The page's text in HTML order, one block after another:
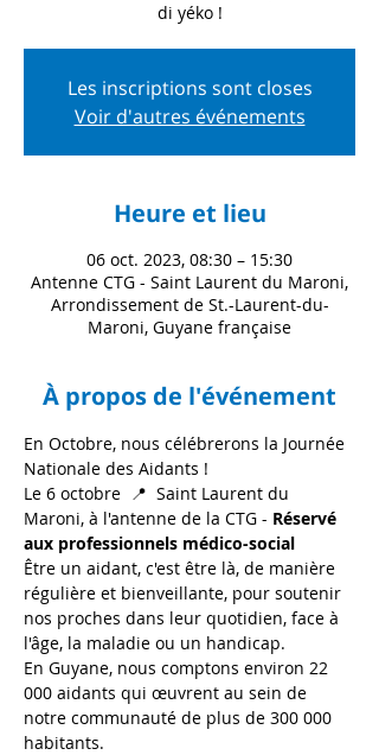
di yéko !
Les inscriptions sont closes
Voir d'autres événements
Heure et lieu
06 oct. 2023, 08:30 – 15:30
Antenne CTG - Saint Laurent du Maroni,
Arrondissement de St.-Laurent-du-
Maroni, Guyane française
À propos de l'événement
En Octobre, nous célébrerons la Journée
Nationale des Aidants !
Le 6 octobre  📍  Saint Laurent du
Maroni, à l'antenne de la CTG - Réservé
aux professionnels médico-social
Être un aidant, c'est être là, de manière
régulière et bienveillante, pour soutenir
nos proches dans leur quotidien, face à
l'âge, la maladie ou un handicap.
En Guyane, nous comptons environ 22
000 aidants qui œuvrent au sein de
notre communauté de plus de 300 000
habitants.